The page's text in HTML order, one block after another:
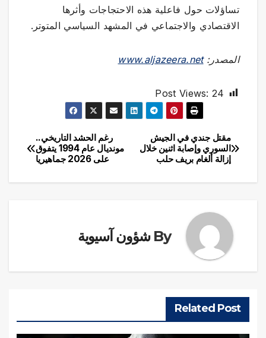
تساؤلات حول فاعلية هذه الاحتجاجات وأثرها
الاقتصادي والاجتماعي في المشهد السياسي المتوتر.
المصدر:www.aljazeera.net
Post Views: 24
تصفّح
المقالات
رغم الحشد التاريخي..
مونديال عام 1994 يتفوق
على 2026 جماهيريا
مقتل جندي في الجيش
السوري وإصابة اثنين خلال
إزالة ألغام بريف حلب
By شؤون آسيوية
Related Post